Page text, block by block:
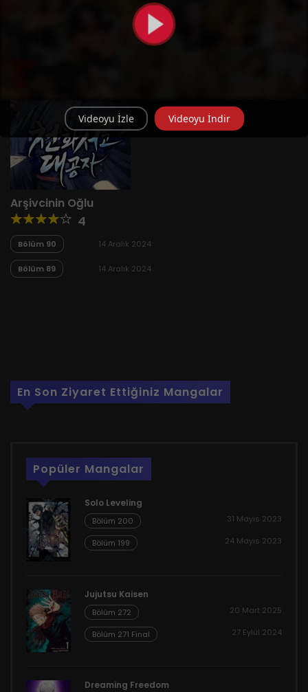
Arşivcinin Oğlu
4
Bölüm 90 14 Aralık 2024
Bölüm 89 14 Aralık 2024
En Son Ziyaret Ettiğiniz Mangalar
Popüler Mangalar
Solo Leveling
Bölüm 200 31 Mayıs 2023
Bölüm 199 24 Mayıs 2023
Jujutsu Kaisen
Bölüm 272 20 Mart 2025
Bölüm 271 Final 27 Eylül 2024
Dreaming Freedom
Videoyu İzle Videoyu İndir